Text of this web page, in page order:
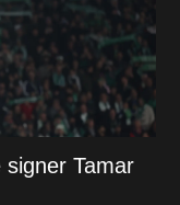
Tamar